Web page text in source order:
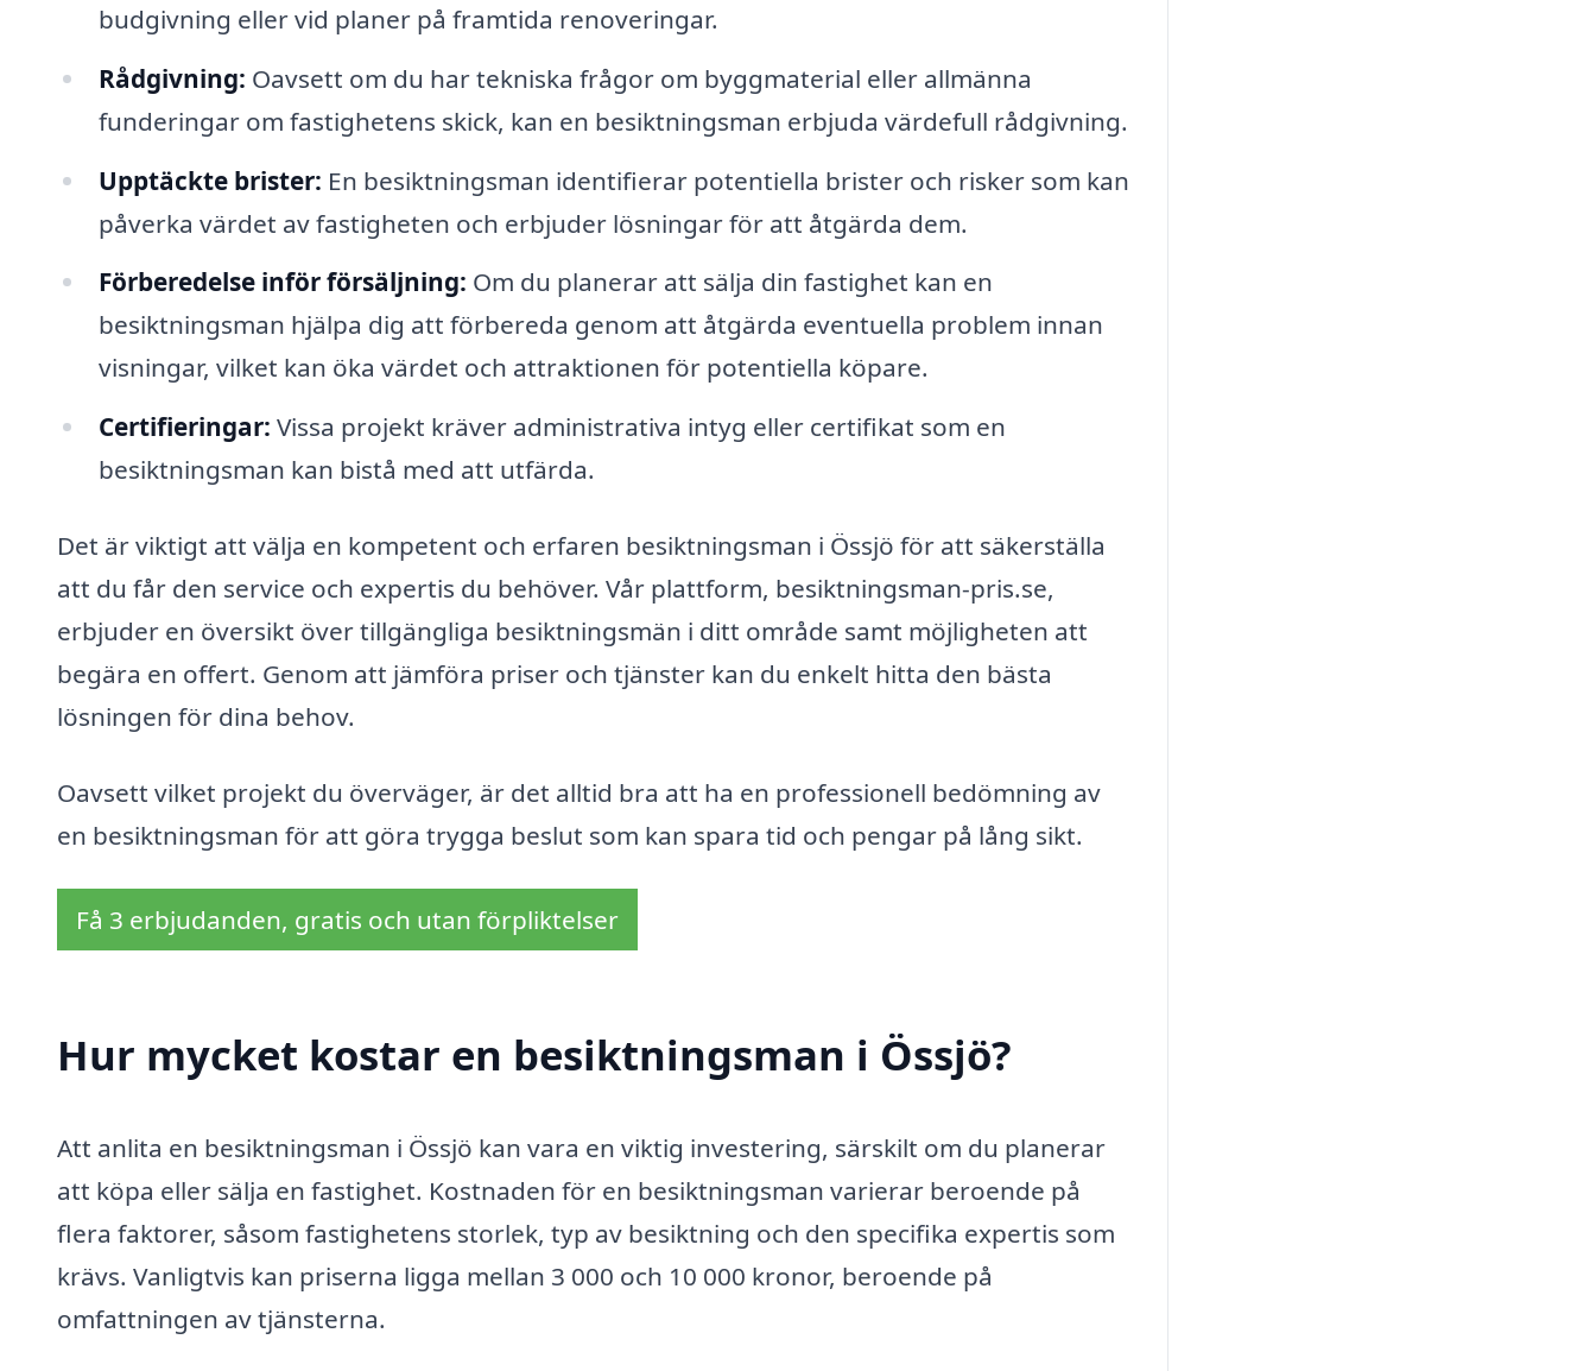
budgivning eller vid planer på framtida renoveringar.
Rådgivning: Oavsett om du har tekniska frågor om byggmaterial eller allmänna
funderingar om fastighetens skick, kan en besiktningsman erbjuda värdefull rådgivning.
Upptäckte brister: En besiktningsman identifierar potentiella brister och risker som kan
påverka värdet av fastigheten och erbjuder lösningar för att åtgärda dem.
Förberedelse inför försäljning: Om du planerar att sälja din fastighet kan en
besiktningsman hjälpa dig att förbereda genom att åtgärda eventuella problem innan
visningar, vilket kan öka värdet och attraktionen för potentiella köpare.
Certifieringar: Vissa projekt kräver administrativa intyg eller certifikat som en
besiktningsman kan bistå med att utfärda.
Det är viktigt att välja en kompetent och erfaren besiktningsman i Össjö för att säkerställa
att du får den service och expertis du behöver. Vår plattform, besiktningsman-pris.se,
erbjuder en översikt över tillgängliga besiktningsmän i ditt område samt möjligheten att
begära en offert. Genom att jämföra priser och tjänster kan du enkelt hitta den bästa
lösningen för dina behov.
Oavsett vilket projekt du överväger, är det alltid bra att ha en professionell bedömning av
en besiktningsman för att göra trygga beslut som kan spara tid och pengar på lång sikt.
Få 3 erbjudanden, gratis och utan förpliktelser
Hur mycket kostar en besiktningsman i Össjö?
Att anlita en besiktningsman i Össjö kan vara en viktig investering, särskilt om du planerar
att köpa eller sälja en fastighet. Kostnaden för en besiktningsman varierar beroende på
flera faktorer, såsom fastighetens storlek, typ av besiktning och den specifika expertis som
krävs. Vanligtvis kan priserna ligga mellan 3 000 och 10 000 kronor, beroende på
omfattningen av tjänsterna.